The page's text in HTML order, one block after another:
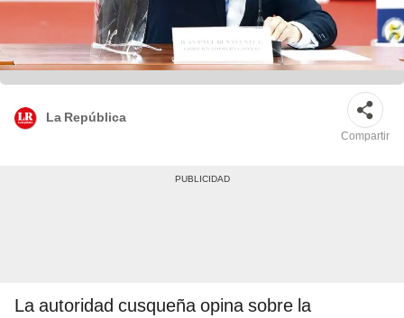
La República
Compartir
La autoridad cusqueña opina sobre la